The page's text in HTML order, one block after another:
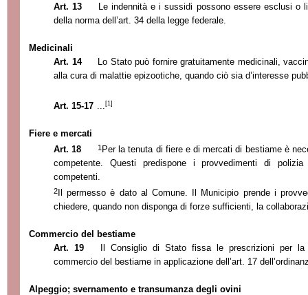
Art. 13
Le indennità e i sussidi possono essere esclusi o
della norma dell’art. 34 della legge federale.
Medicinali
Art. 14
Lo Stato può fornire gratuitamente medicinali,
alla cura di malattie epizootiche, quando ciò sia d’interesse
Art. 15-17 ... [1]
Fiere e mercati
Art. 18
1 Per la tenuta di fiere e di mercati di bestiame è
competente. Questi predispone i provvedimenti di
competenti.
2Il permesso è dato al Comune. Il Municipio prende i
chiedere, quando non disponga di forze sufficienti, la
Commercio del bestiame
Art. 19
Il Consiglio di Stato fissa le prescrizioni per
commercio del bestiame in applicazione dell’art. 17
Alpeggio; svernamento e transumanza degli ovini